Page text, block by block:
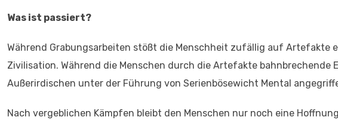
Was ist passiert?
Während Grabungsarbeiten stößt die Menschheit zufällig auf
Zivilisation. Während die Menschen durch die Artefakte bahnbrechende
Außerirdischen unter der Führung von Serienbösewicht Mental
Nach vergeblichen Kämpfen bleibt den Menschen nur noch eine